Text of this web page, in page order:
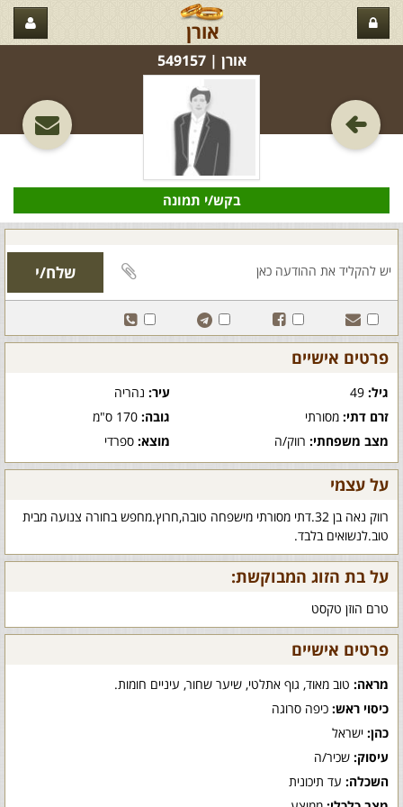
אורן
אורן‏ | 549157
בקש/י תמונה
פרטים אישיים
גיל: עיר:נהריה
זרם דתי: מסורתי גובה:170 ס"מ
מצב משפחתי: רווק/ה מוצא:ספרדי
על עצמי
רווק נאה בן 32.דתי מסורתי מישפחה טובה,חרוץ.מחפש בחורה צנועה מבית
טוב.לנשואים בלבד.
על בת הזוג המבוקשת:
טרם הוזן טקסט
פרטים אישיים
מראה: טוב מאוד, גוף אתלטי, שיער שחור, עיניים חומות.
כיסוי ראש: כיפה סרוגה
כהן: ישראל
עיסוק: שכיר/ה
השכלה: עד תיכונית